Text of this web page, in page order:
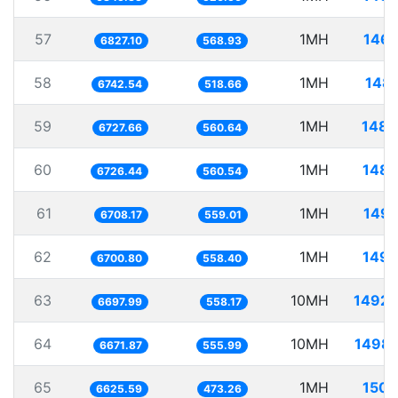
57 6827.10 568.93 1MH
58 6742.54 518.66 1MH
59 6727.66 560.64 1MH
60 6726.44 560.54 1MH
61 6708.17 559.01 1MH
62 6700.80 558.40 1MH
63 6697.99 558.17 10MH
64 6671.87 555.99 10MH
65 6625.59 473.26 1MH